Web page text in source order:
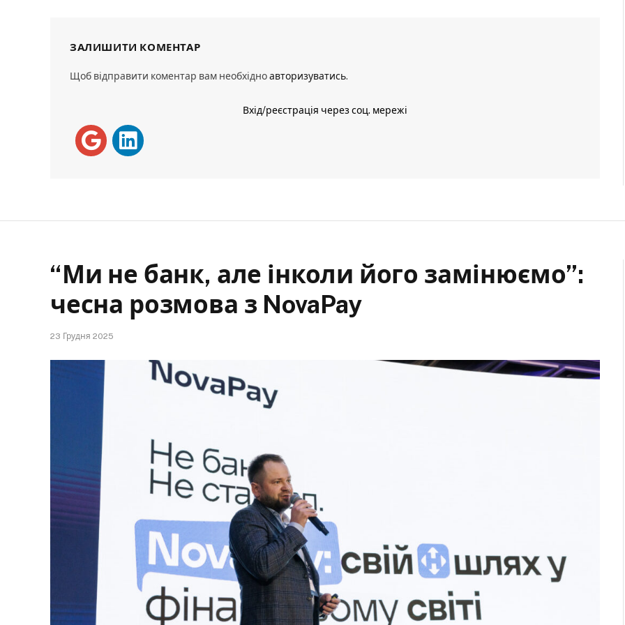
ЗАЛИШИТИ КОМЕНТАР
Щоб відправити коментар вам необхідноавторизуватись.
Вхід/реєстрація через соц. мережі
“Ми не банк, але інколи його замінюємо”:
чесна розмова з NovaPay
23 Грудня 2025